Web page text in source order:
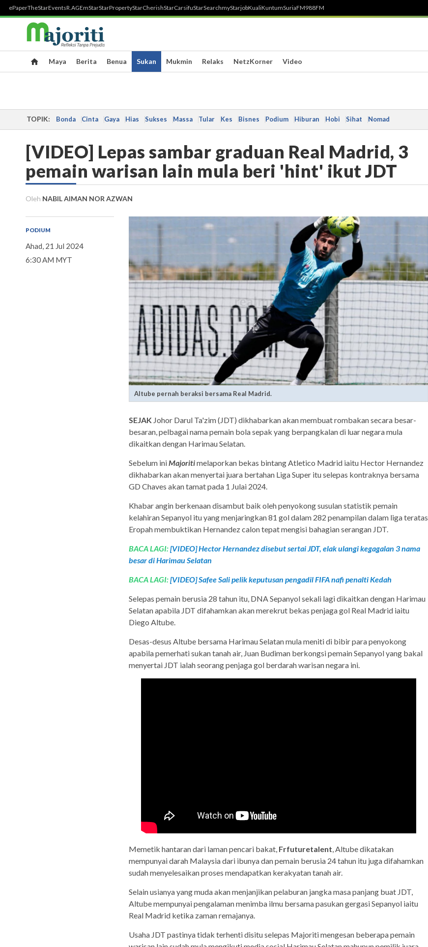
ePaperTheStarEventsR.AGEmStarStarPropertyStarCherishStarCarsifuStarSearchmyStarjobKualiKuntumSuriaFM988FM
Maya Berita Benua Sukan Mukmin Relaks NetzKorner Video
TOPIK: Bonda Cinta Gaya Hias Sukses Massa Tular Kes Bisnes Podium Hiburan Hobi Sihat Nomad
[VIDEO] Lepas sambar graduan Real Madrid, 3
pemain warisan lain mula beri 'hint' ikut JDT
Oleh NABIL AIMAN NOR AZWAN
PODIUM
Ahad, 21 Jul 2024
6:30 AM MYT
Altube pernah beraksi bersama Real Madrid.
SEJAK Johor Darul Ta'zim (JDT) dikhabarkan akan membuat rombakan secara besar-
besaran, pelbagai nama pemain bola sepak yang berpangkalan di luar negara mula
dikaitkan dengan Harimau Selatan.
Sebelum iniMajoritimelaporkan bekas bintang Atletico Madrid iaitu Hector Hernandez
dikhabarkan akan menyertai juara bertahan Liga Super itu selepas kontraknya bersama
GD Chaves akan tamat pada 1 Julai 2024.
Khabar angin berkenaan disambut baik oleh penyokong susulan statistik pemain
kelahiran Sepanyol itu yang menjaringkan 81 gol dalam 282 penampilan dalam liga teratas
Eropah membuktikan Hernandez calon tepat mengisi bahagian serangan JDT.
BACA LAGI:[VIDEO] Hector Hernandez disebut sertai JDT, elak ulangi kegagalan 3 nama
besar di Harimau Selatan
BACA LAGI:[VIDEO] Safee Sali pelik keputusan pengadil FIFA nafi penalti Kedah
Selepas pemain berusia 28 tahun itu, DNA Sepanyol sekali lagi dikaitkan dengan Harimau
Selatan apabila JDT difahamkan akan merekrut bekas penjaga gol Real Madrid iaitu
Diego Altube.
Desas-desus Altube bersama Harimau Selatan mula meniti di bibir para penyokong
apabila pemerhati sukan tanah air, Juan Budiman berkongsi pemain Sepanyol yang bakal
menyertai JDT ialah seorang penjaga gol berdarah warisan negara ini.
Memetik hantaran dari laman pencari bakat, Frfuturetalent, Altube dikatakan
mempunyai darah Malaysia dari ibunya dan pemain berusia 24 tahun itu juga difahamkan
sudah menyelesaikan proses mendapatkan kerakyatan tanah air.
Selain usianya yang muda akan menjanjikan pelaburan jangka masa panjang buat JDT,
Altube mempunyai pengalaman menimba ilmu bersama pasukan gergasi Sepanyol iaitu
Real Madrid ketika zaman remajanya.
Usaha JDT pastinya tidak terhenti disitu selepas Majoriti mengesan beberapa pemain